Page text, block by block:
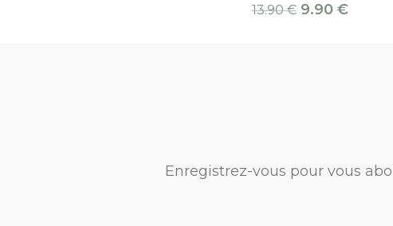
13.90€ 9.90 €
Enregistrez-vous pour vous